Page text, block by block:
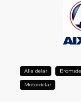
problemfri.
Bevarad
Lång
Alla delar
Motordelar